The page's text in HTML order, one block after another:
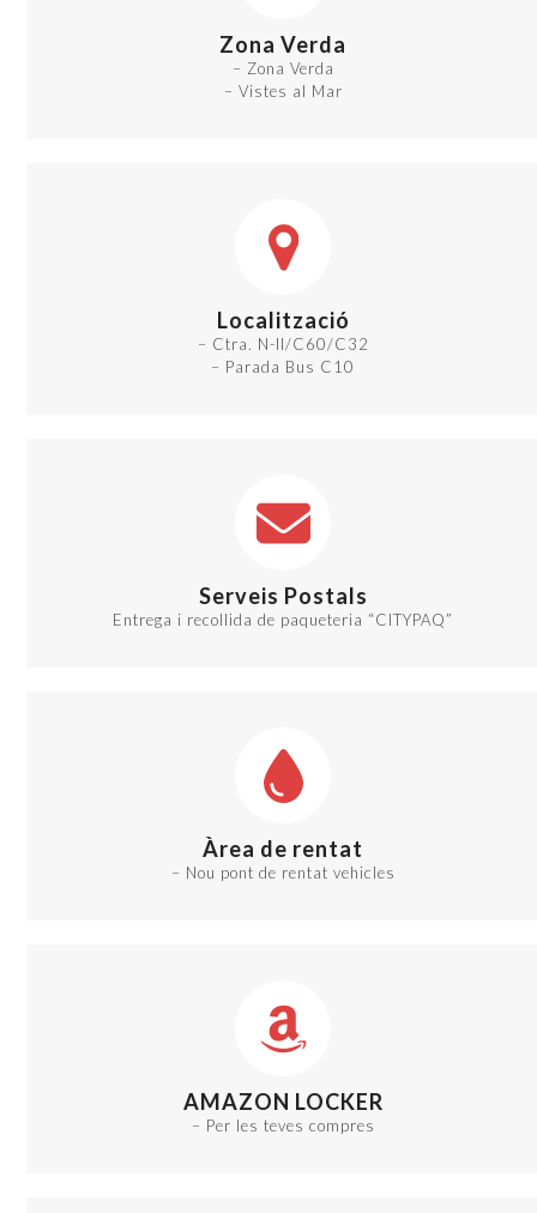
Zona Verda
– Zona Verda
– Vistes al Mar
Localització
– Ctra. N-II/C60/C32
– Parada Bus C10
Serveis Postals
Entrega i recollida de paqueteria “CITYPAQ”
Àrea de rentat
– Nou pont de rentat vehicles
AMAZON LOCKER
– Per les teves compres